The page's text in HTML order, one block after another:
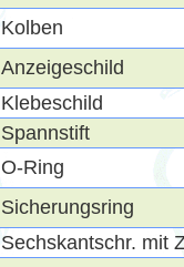
Kolben
Anzeigeschild
Klebeschild
Spannstift
O-Ring
Sicherungsring
Sechskantschr. mit